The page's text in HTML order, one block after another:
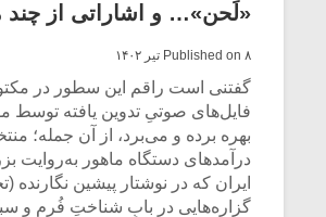
«لَحن»… و اشاراتی از چند
Published on ۸ تیر ۱۴۰۲
گفتنی است راقم این سطور در
فایل‌های صوتیِ تدوین یافته توسط
بهره برده و می‌برد، از آن جمله؛
درآمدهای دستگاه ماهور به‌روایت
ایران که در نوشتار پیشین نگارنده
گزاره‌هایی در بابِ شناختِ فُرم و